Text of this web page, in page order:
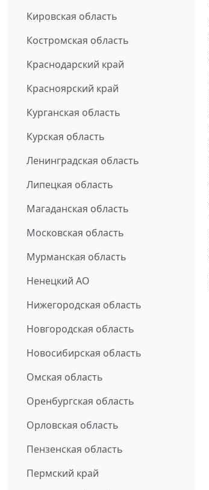
Кировская область
Костромская область
Краснодарский край
Красноярский край
Курганская область
Курская область
Ленинградская область
Липецкая область
Магаданская область
Московская область
Мурманская область
Ненецкий АО
Нижегородская область
Новгородская область
Новосибирская область
Омская область
Оренбургская область
Орловская область
Пензенская область
Пермский край